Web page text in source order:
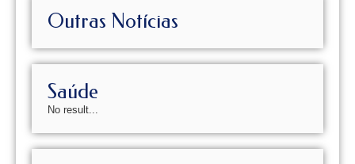
Outras Notícias
Saúde
No result...